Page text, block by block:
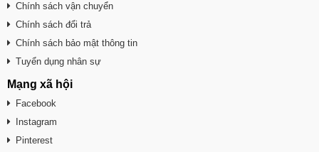
Chính sách vận chuyển
Chính sách đổi trả
Chính sách bảo mật thông tin
Tuyển dụng nhân sự
Mạng xã hội
Facebook
Instagram
Pinterest